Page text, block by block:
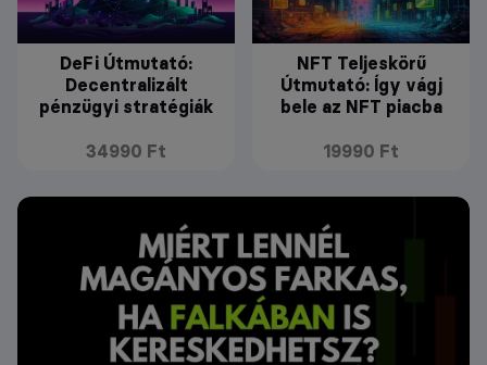
DeFi Útmutató:
Decentralizált
pénzügyi stratégiák
34990 Ft
NFT Teljeskörű
Útmutató: Így vágj
bele az NFT piacba
19990 Ft